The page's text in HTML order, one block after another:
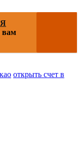
вам
открыть счет в